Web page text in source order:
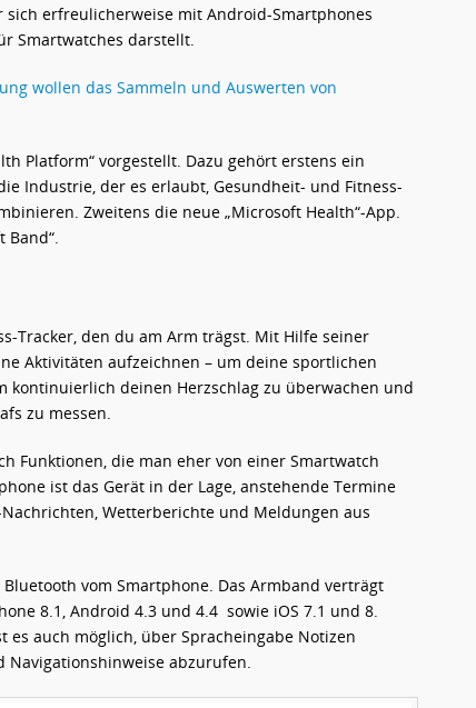
sich erfreulicherweise mit Android-Smartphones
Smartwatches darstellt.
wollen das Sammeln und Auswerten von
Platform“ vorgestellt. Dazu gehört erstens ein
Industrie, der es erlaubt, Gesundheit- und Fitness-
Zweitens die neue „Microsoft Health“-App.
Band“.
Tracker, den du am Arm trägst. Mit Hilfe seiner
Aktivitäten aufzeichnen – um deine sportlichen
kontinuierlich deinen Herzschlag zu überwachen und
zu messen.
Funktionen, die man eher von einer Smartwatch
ist das Gerät in der Lage, anstehende Termine
Wetterberichte und Meldungen aus
vom Smartphone. Das Armband verträgt
8.1, Android 4.3 und 4.4 sowie iOS 7.1 und 8.
es auch möglich, über Spracheingabe Notizen
Navigationshinweise abzurufen.